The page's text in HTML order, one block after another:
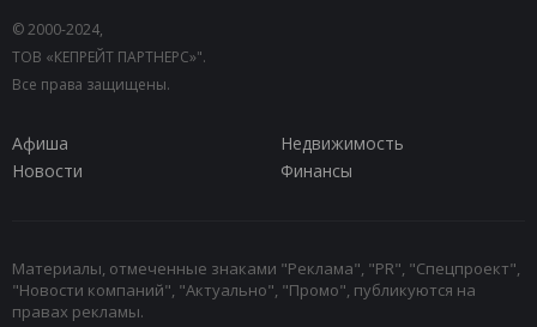
© 2000-2024,
ТОВ «КЕПРЕЙТ ПАРТНЕРС»".
Все права защищены.
Афиша
Недвижимость
Новости
Финансы
Материалы, отмеченные знаками "Реклама", "PR", "Спецпроект",
"Новости компаний", "Актуально", "Промо", публикуются на
правах рекламы.